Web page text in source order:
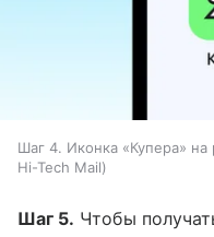
Шаг 4. Иконка «Купера»
Hi-Tech Mail
Шаг 5. Чтобы